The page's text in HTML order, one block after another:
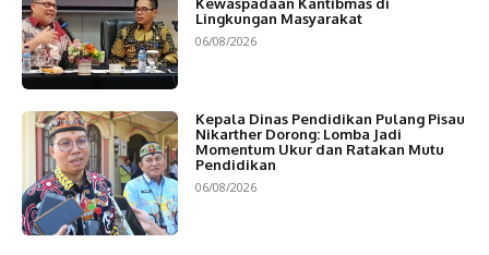
Lingkungan Masyarakat
06/08/2026
Kepala Dinas Pendidikan Pulang Pisau
Nikarther Dorong: Lomba Jadi
Momentum Ukur dan Ratakan Mutu
Pendidikan
06/08/2026